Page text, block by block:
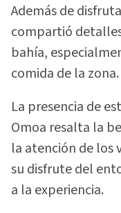
Además de
compartió
bahía,
comida de la zona.
La presencia de
Omoa resalta la
la atención de los
su disfrute del
a la experiencia.